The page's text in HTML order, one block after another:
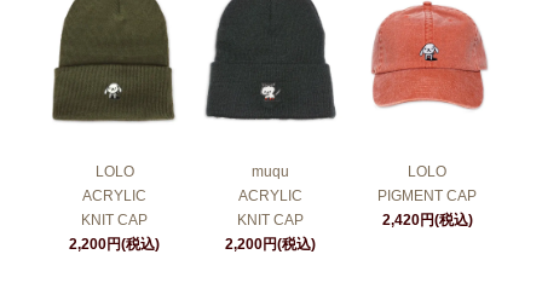
LOLO
ACRYLIC
KNIT CAP
2,200円(税込)
muqu
ACRYLIC
KNIT CAP
2,200円(税込)
LOLO
PIGMENT CAP
2,420円(税込)